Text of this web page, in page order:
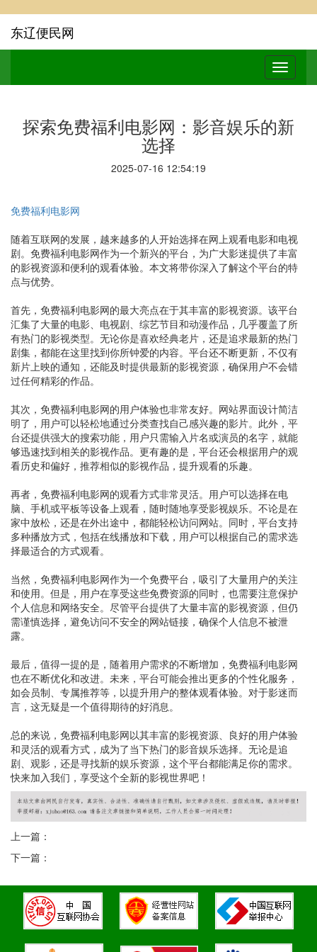
东辽便民网
探索免费福利电影网：影音娱乐的新
选择
2025-07-16 12:54:19
免费福利电影网
随着互联网的发展，越来越多的人开始选择在网上观看电影和电视
剧。免费福利电影网作为一个新兴的平台，为广大影迷提供了丰富
的影视资源和便利的观看体验。本文将带你深入了解这个平台的特
点与优势。
首先，免费福利电影网的最大亮点在于其丰富的影视资源。该平台
汇集了大量的电影、电视剧、综艺节目和动漫作品，几乎覆盖了所
有热门的影视类型。无论你是喜欢经典老片，还是追求最新的热门
剧集，都能在这里找到你所钟爱的内容。平台还不断更新，不仅有
新片上映的通知，还能及时提供最新的影视资源，确保用户不会错
过任何精彩的作品。
其次，免费福利电影网的用户体验也非常友好。网站界面设计简洁
明了，用户可以轻松地通过分类查找自己感兴趣的影片。此外，平
台还提供强大的搜索功能，用户只需输入片名或演员的名字，就能
够迅速找到相关的影视作品。更有趣的是，平台还会根据用户的观
看历史和偏好，推荐相似的影视作品，提升观看的乐趣。
再者，免费福利电影网的观看方式非常灵活。用户可以选择在电
脑、手机或平板等设备上观看，随时随地享受影视娱乐。不论是在
家中放松，还是在外出途中，都能轻松访问网站。同时，平台支持
多种播放方式，包括在线播放和下载，用户可以根据自己的需求选
择最适合的方式观看。
当然，免费福利电影网作为一个免费平台，吸引了大量用户的关注
和使用。但是，用户在享受这些免费资源的同时，也需要注意保护
个人信息和网络安全。尽管平台提供了大量丰富的影视资源，但仍
需谨慎选择，避免访问不安全的网站链接，确保个人信息不被泄
露。
最后，值得一提的是，随着用户需求的不断增加，免费福利电影网
也在不断优化和改进。未来，平台可能会推出更多的个性化服务，
如会员制、专属推荐等，以提升用户的整体观看体验。对于影迷而
言，这无疑是一个值得期待的好消息。
总的来说，免费福利电影网以其丰富的影视资源、良好的用户体验
和灵活的观看方式，成为了当下热门的影音娱乐选择。无论是追
剧、观影，还是寻找新的娱乐资源，这个平台都能满足你的需求。
快来加入我们，享受这个全新的影视世界吧！
上一篇：
下一篇：